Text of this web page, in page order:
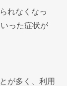
れなくなっ
った症状が
が多く、利用